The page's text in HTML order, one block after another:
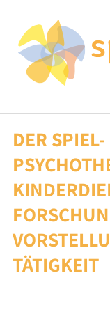
content
Kinder &
Psychotherapie
Abklärung/
Beratung
DER
TÄTIGKEIT